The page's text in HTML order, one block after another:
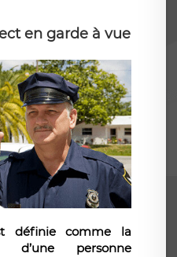
en garde à vue
définie comme la
d’une personne